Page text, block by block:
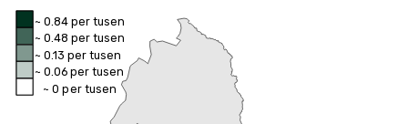
~ 0.84 per tusen
~ 0.48 per tusen
~ 0.13 per tusen
~ 0.06 per tusen
~ 0 per tusen